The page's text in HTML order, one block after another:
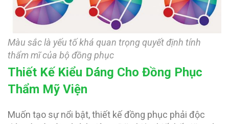
Màu sắc là yếu tố khá quan trọng quyết định tính
thẩm mĩ của bộ đồng phục
Thiết Kế Kiểu Dáng Cho Đồng Phục
Thẩm Mỹ Viện
Muốn tạo sự nổi bật, thiết kế đồng phục phải độc